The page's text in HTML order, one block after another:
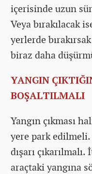
içerisinde uzun
Veya bırakılacak
yerlerde
biraz daha
YANGIN
BOŞALTILMALI
Yangın çıkması
yere park
dışarı
araçtaki yangına